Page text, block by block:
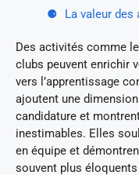
La valeur
Des activités comme
clubs peuvent enrichir
vers l’apprentissage
ajoutent une
candidature et
inestimables. Elles
en équipe et
souvent plus